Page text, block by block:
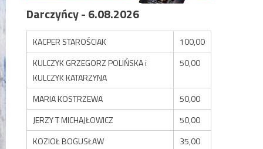
Darczyńcy - 6.08.2026
KACPER STAROŚCIAK
100,00
KULCZYK GRZEGORZ POLIŃSKA i
KULCZYK KATARZYNA
50,00
MARIA KOSTRZEWA
50,00
JERZY T MICHAJŁOWICZ
50,00
KOZIOŁ BOGUSŁAW
35,00